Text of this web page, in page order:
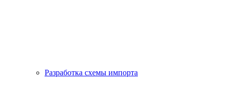
Разработка схемы импорта